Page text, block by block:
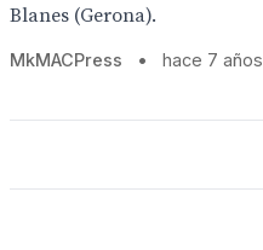
Blanes (Gerona).
MkMACPress • hace 7 años